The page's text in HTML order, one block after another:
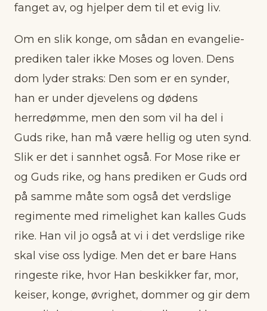
fanget av, og hjelper dem til et evig liv.
Om en slik konge, om sådan en evangelie-
prediken taler ikke Moses og loven. Dens
dom lyder straks: Den som er en synder,
han er under djevelens og dødens
herredømme, men den som vil ha del i
Guds rike, han må være hellig og uten synd.
Slik er det i sannhet også. For Mose rike er
og Guds rike, og hans prediken er Guds ord
på samme måte som også det verdslige
regimente med rimelighet kan kalles Guds
rike. Han vil jo også at vi i det verdslige rike
skal vise oss lydige. Men det er bare Hans
ringeste rike, hvor Han beskikker far, mor,
keiser, konge, øvrighet, dommer og gir dem